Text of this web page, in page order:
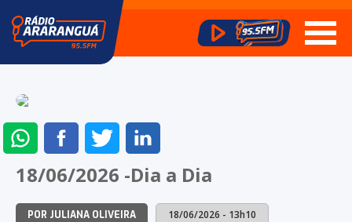
ENVIAR
NO
WHATSAPP
COMPARTILHAR
NO
FACEBOOK
COMPARTILHAR
NO
TWITTERLINKEDIN
18/06/2026 -Dia a Dia
POR JULIANA OLIVEIRA 18/06/2026 - 13h10